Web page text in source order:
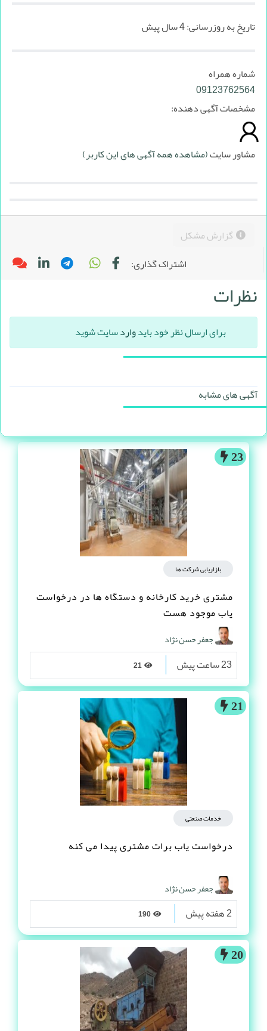
23
بازاریابی شرکت ها
مشتری خرید کارخانه و دستگاه ها در درخواست
یاب موجود هست
جعفر حسن نژاد
23 ساعت پیش
21
خدمات صنعتی
درخواست یاب برات مشتری پیدا می کنه
جعفر حسن نژاد
2 هفته پیش
20
تاریخ به روزرسانی:4 سال پیش
شماره همراه
09123762564
مشخصات آگهی دهنده:
مشاور سایت(مشاهده همه آگهی های این کاربر)
گزارش مشکل
اشتراک گذاری:
نظرات
برای ارسال نظر خود بایدواردسایت شوید
آگهی های مشابه